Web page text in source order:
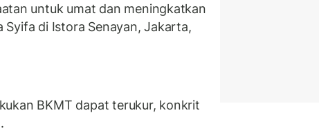
untuk umat dan meningkatkan
Syifa di Istora Senayan, Jakarta,
BKMT dapat terukur, konkrit